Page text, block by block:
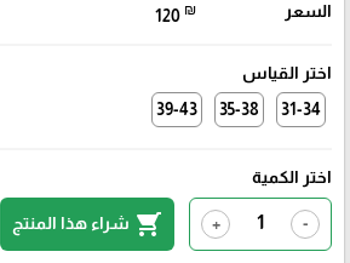
السعر 120 ₪
اختر القياس
31-34
35-38
39-43
اختر الكمية
-
+
shopping_cart شراء هذا المنتج